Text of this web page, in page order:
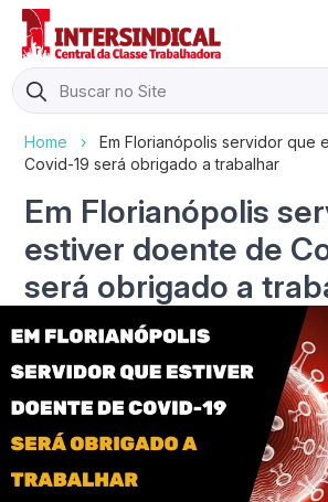
Search
for:
Home ›
Em Florianópolis servidor que
Covid-19 será obrigado a trabalhar
Em Florianópolis
estiver doente de
será obrigado a